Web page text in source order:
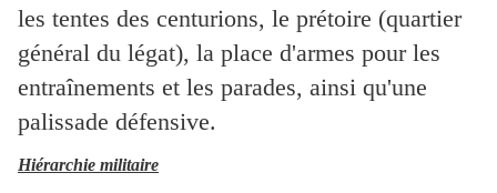
les tentes des centurions, le prétoire (quartier
général du légat), la place d'armes pour les
entraînements et les parades, ainsi qu'une
palissade défensive.
Hiérarchie militaire